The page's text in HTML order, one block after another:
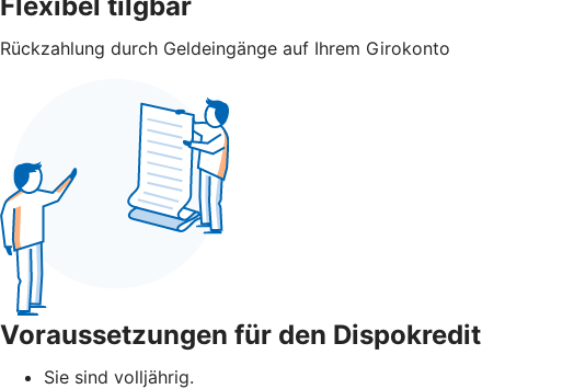
Rückzahlung durch Geldeingänge auf Ihrem Girokonto
Voraussetzungen für den Dispokredit
Sie sind volljährig.